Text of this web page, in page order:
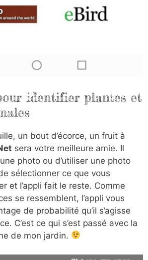
identifier plantes et
un bout d’écorce, un fruit à
sera votre meilleure amie. Il
photo ou d’utiliser une photo
sélectionner ce que vous
et l’appli fait le reste. Comme
se ressemblent, l’appli vous
de probabilité qu’il s’agisse
C’est ce qui s’est passé avec la
de mon jardin.